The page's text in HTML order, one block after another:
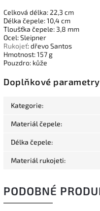
Celková délka: 22,3 cm
Délka čepele: 10,4 cm
Tloušťka čepele: 3,8 mm
Ocel: Sleipner
Rukojeť: dřevo Santos
Hmotnost: 157 g
Pouzdro: kůže
Doplňkové parametry
Kategorie:
Materiál čepele:
Délka čepele:
Materiál rukojeti:
PODOBNÉ